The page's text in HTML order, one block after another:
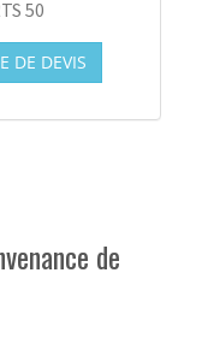
50
DE DEVIS
de